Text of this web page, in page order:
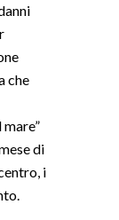
che
di
i